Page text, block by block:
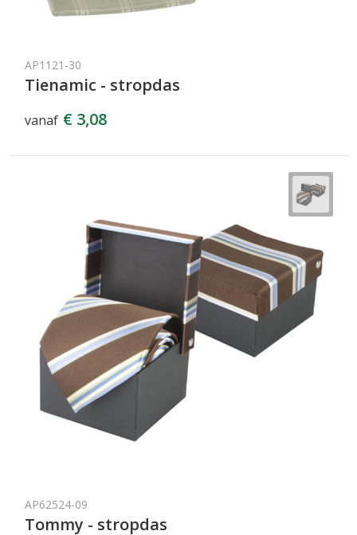
AP1121-30
Tienamic - stropdas
vanaf € 3,08
AP62524-09
Tommy - stropdas